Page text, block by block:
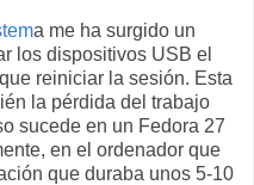
a me ha surgido un
los dispositivos USB el
reiniciar la sesión. Esta
la pérdida del trabajo
sucede en un Fedora 27
en el ordenador que
que duraba unos 5-10